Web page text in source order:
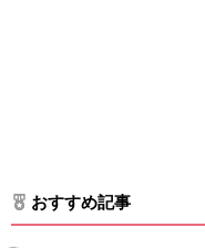
おすすめ記事